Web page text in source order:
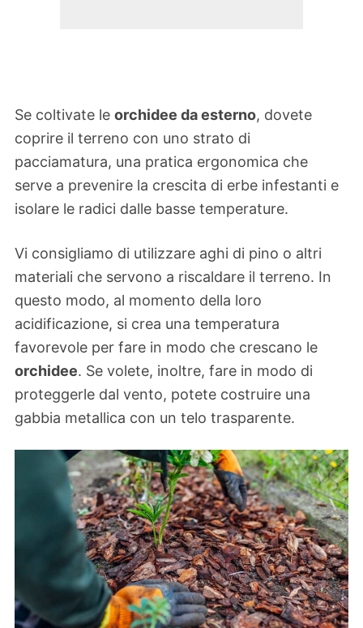
Se coltivate le orchidee da esterno, dovete
coprire il terreno con uno strato di
pacciamatura, una pratica ergonomica che
serve a prevenire la crescita di erbe infestanti e
isolare le radici dalle basse temperature.
Vi consigliamo di utilizzare aghi di pino o altri
materiali che servono a riscaldare il terreno. In
questo modo, al momento della loro
acidificazione, si crea una temperatura
favorevole per fare in modo che crescano le
orchidee. Se volete, inoltre, fare in modo di
proteggerle dal vento, potete costruire una
gabbia metallica con un telo trasparente.